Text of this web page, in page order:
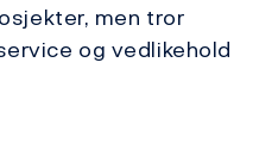
men tror
og vedlikehold